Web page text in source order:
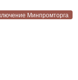
Минпромторга